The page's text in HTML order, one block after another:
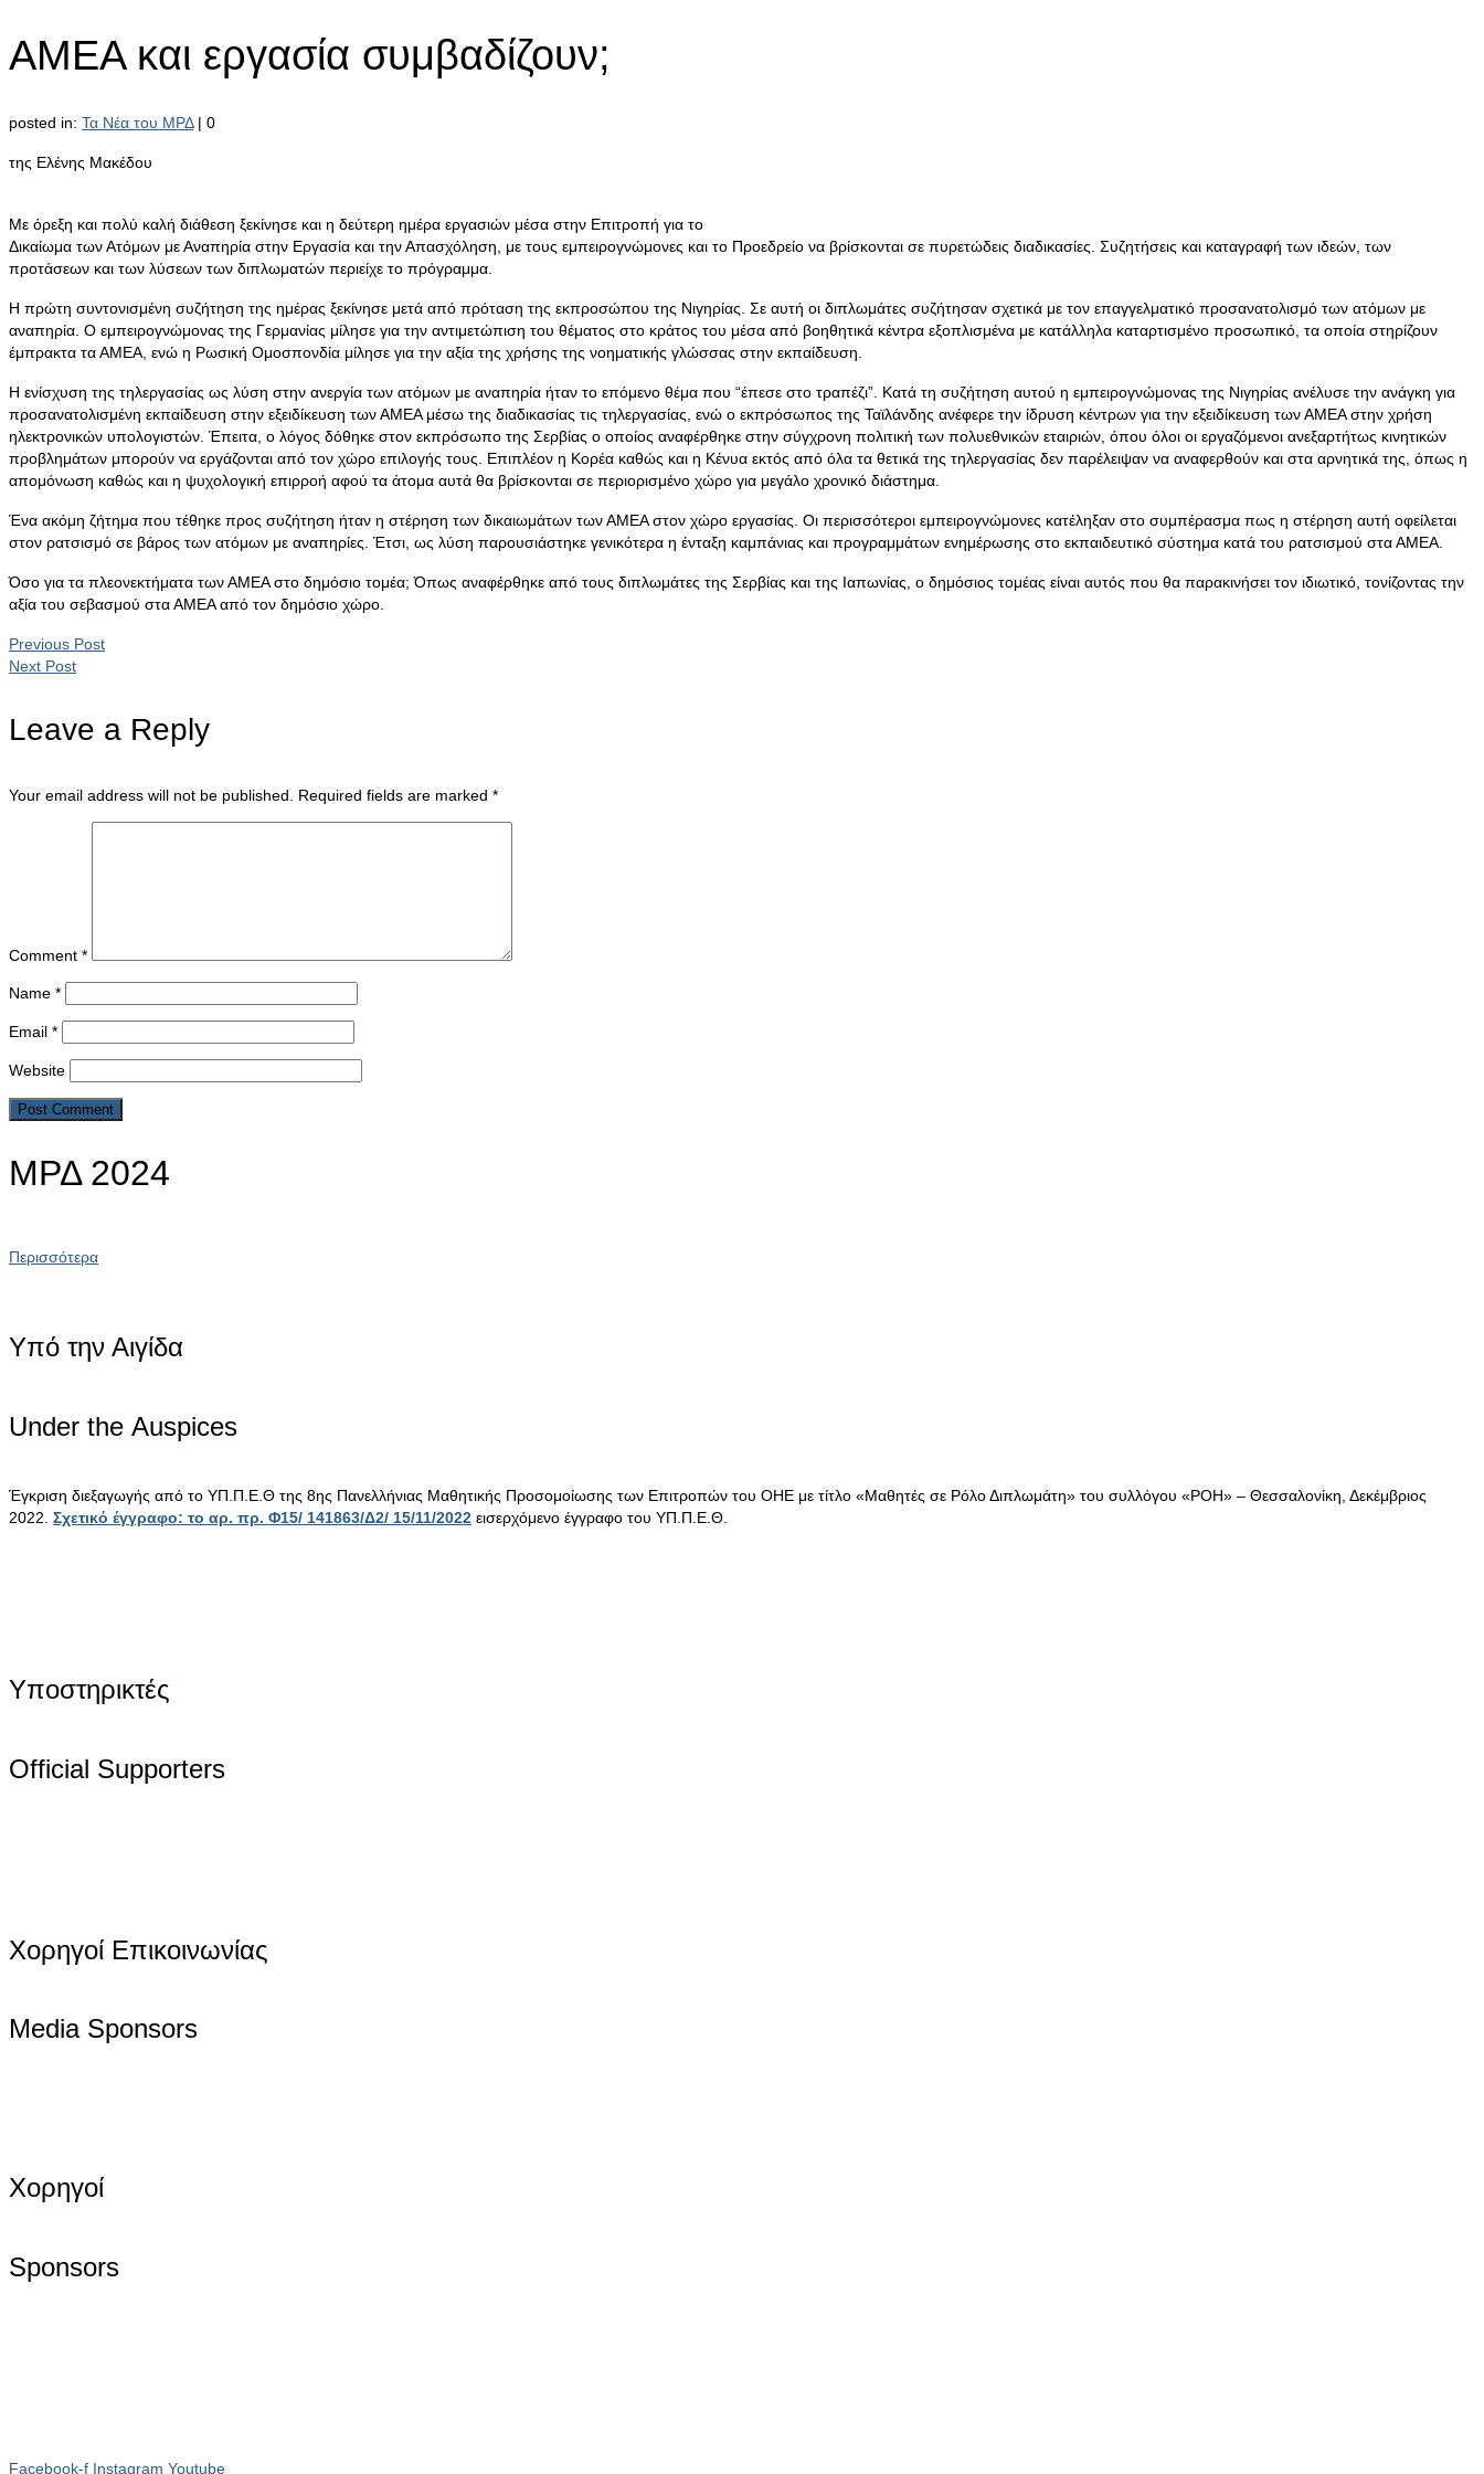
ΑΜΕΑ και εργασία συμβαδίζουν;
posted in: Τα Νέα του ΜΡΔ | 0
της Ελένης Μακέδου
Με όρεξη και πολύ καλή διάθεση ξεκίνησε και η δεύτερη ημέρα εργασιών μέσα στην Επιτροπή για το
Δικαίωμα των Ατόμων με Αναπηρία στην Εργασία και την Απασχόληση, με τους εμπειρογνώμονες και το Προεδρείο να βρίσκονται σε πυρετώδεις διαδικασίες. Συζητήσεις και καταγραφή των ιδεών, των
προτάσεων και των λύσεων των διπλωματών περιείχε το πρόγραμμα.
Η πρώτη συντονισμένη συζήτηση της ημέρας ξεκίνησε μετά από πρόταση της εκπροσώπου της Νιγηρίας. Σε αυτή οι διπλωμάτες συζήτησαν σχετικά με τον επαγγελματικό προσανατολισμό των ατόμων με
αναπηρία. Ο εμπειρογνώμονας της Γερμανίας μίλησε για την αντιμετώπιση του θέματος στο κράτος του μέσα από βοηθητικά κέντρα εξοπλισμένα με κατάλληλα καταρτισμένο προσωπικό, τα οποία στηρίζουν
έμπρακτα τα ΑΜΕΑ, ενώ η Ρωσική Ομοσπονδία μίλησε για την αξία της χρήσης της νοηματικής γλώσσας στην εκπαίδευση.
Η ενίσχυση της τηλεργασίας ως λύση στην ανεργία των ατόμων με αναπηρία ήταν το επόμενο θέμα που “έπεσε στο τραπέζι”. Κατά τη συζήτηση αυτού η εμπειρογνώμονας της Νιγηρίας ανέλυσε την ανάγκη για
προσανατολισμένη εκπαίδευση στην εξειδίκευση των ΑΜΕΑ μέσω της διαδικασίας τις τηλεργασίας, ενώ ο εκπρόσωπος της Ταϊλάνδης ανέφερε την ίδρυση κέντρων για την εξειδίκευση των ΑΜΕΑ στην χρήση
ηλεκτρονικών υπολογιστών. Έπειτα, ο λόγος δόθηκε στον εκπρόσωπο της Σερβίας ο οποίος αναφέρθηκε στην σύγχρονη πολιτική των πολυεθνικών εταιριών, όπου όλοι οι εργαζόμενοι ανεξαρτήτως κινητικών
προβλημάτων μπορούν να εργάζονται από τον χώρο επιλογής τους. Επιπλέον η Κορέα καθώς και η Κένυα εκτός από όλα τα θετικά της τηλεργασίας δεν παρέλειψαν να αναφερθούν και στα αρνητικά της, όπως η
απομόνωση καθώς και η ψυχολογική επιρροή αφού τα άτομα αυτά θα βρίσκονται σε περιορισμένο χώρο για μεγάλο χρονικό διάστημα.
Ένα ακόμη ζήτημα που τέθηκε προς συζήτηση ήταν η στέρηση των δικαιωμάτων των ΑΜΕΑ στον χώρο εργασίας. Οι περισσότεροι εμπειρογνώμονες κατέληξαν στο συμπέρασμα πως η στέρηση αυτή οφείλεται
στον ρατσισμό σε βάρος των ατόμων με αναπηρίες. Έτσι, ως λύση παρουσιάστηκε γενικότερα η ένταξη καμπάνιας και προγραμμάτων ενημέρωσης στο εκπαιδευτικό σύστημα κατά του ρατσισμού στα ΑΜΕΑ.
Όσο για τα πλεονεκτήματα των ΑΜΕΑ στο δημόσιο τομέα; Όπως αναφέρθηκε από τους διπλωμάτες της Σερβίας και της Ιαπωνίας, ο δημόσιος τομέας είναι αυτός που θα παρακινήσει τον ιδιωτικό, τονίζοντας την
αξία του σεβασμού στα ΑΜΕΑ από τον δημόσιο χώρο.
Previous Post
Next Post
Leave a Reply
Your email address will not be published. Required fields are marked *
Comment *
Name *
Email *
Website
ΜΡΔ 2024
Περισσότερα
Υπό την Αιγίδα
Under the Αuspices
Έγκριση διεξαγωγής από το ΥΠ.Π.Ε.Θ της 8ης Πανελλήνιας Μαθητικής Προσομοίωσης των Επιτροπών του ΟΗΕ με τίτλο «Μαθητές σε Ρόλο Διπλωμάτη» του συλλόγου «ΡΟΗ» – Θεσσαλονίκη, Δεκέμβριος
2022. Σχετικό έγγραφο: το αρ. πρ. Φ15/ 141863/Δ2/ 15/11/2022 εισερχόμενο έγγραφο του ΥΠ.Π.Ε.Θ.
Υποστηρικτές
Official Supporters
Χορηγοί Επικοινωνίας
Media Sponsors
Χορηγοί
Sponsors
Facebook-f Instagram Youtube